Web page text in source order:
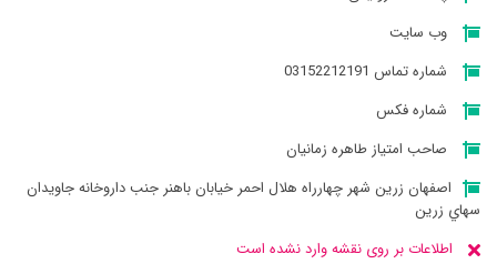
وب سایت
شماره تماس 03152212191
شماره فکس
صاحب امتیاز طاهره زمانیان
اصفهان زرين شهر چهارراه هلال احمر خيابان باهنر جنب داروخانه جاويدان
سهاي زرين
اطلاعات بر روی نقشه وارد نشده است